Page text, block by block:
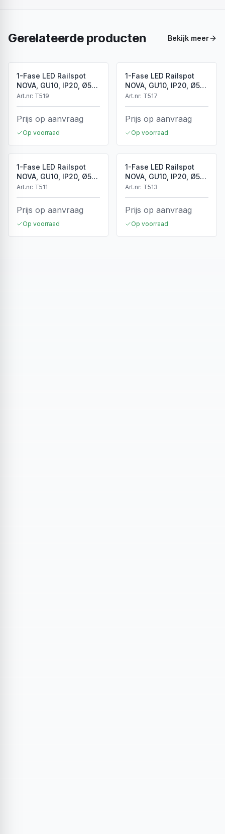
Gerelateerde producten Bekijk meer
1-Fase LED Railspot
NOVA, GU10, IP20, Ø56
x 85 mm, Antiek Brons
Art.nr: T519
Prijs op aanvraag
Op voorraad
1-Fase LED Railspot
NOVA, GU10, IP20, Ø56
x 85 mm, Brons
Art.nr: T517
Prijs op aanvraag
Op voorraad
1-Fase LED Railspot
NOVA, GU10, IP20, Ø56
x 85 mm, Wit
Art.nr: T511
Prijs op aanvraag
Op voorraad
1-Fase LED Railspot
NOVA, GU10, IP20, Ø56
x 85 mm, Zwart
Art.nr: T513
Prijs op aanvraag
Op voorraad